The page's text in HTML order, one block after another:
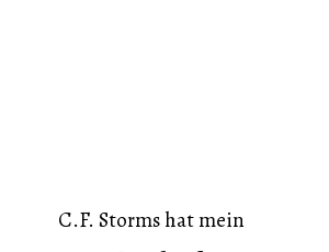
C.F. Storms hat mein